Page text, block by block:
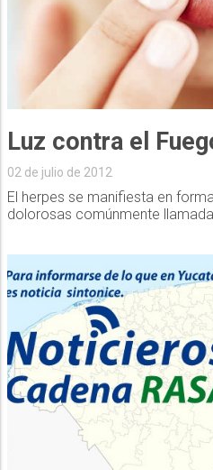
Luz contra el
02 de julio de 2012
El herpes se manifiesta en
dolorosas comúnmente